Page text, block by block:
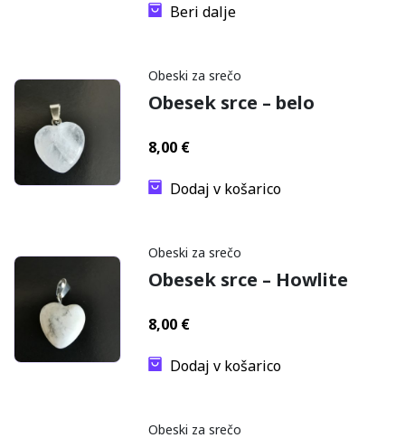
Beri dalje
Obeski za srečo
Obesek srce – belo
8,00 €
Dodaj v košarico
Obeski za srečo
Obesek srce – Howlite
8,00 €
Dodaj v košarico
Obeski za srečo